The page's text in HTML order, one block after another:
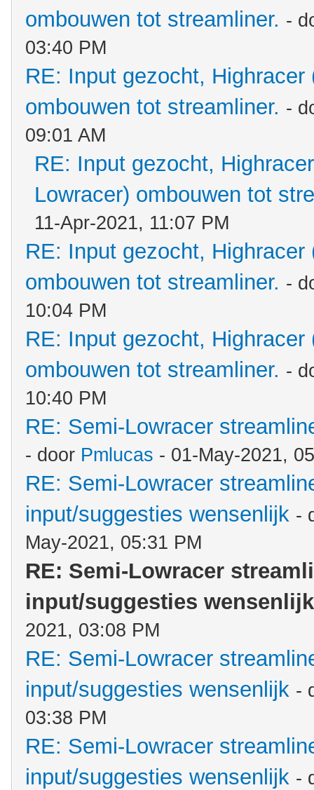
ombouwen tot streamliner. -
03:40 PM
RE: Input gezocht,
ombouwen tot streamliner. -
09:01 AM
RE: Input gezocht,
Lowracer) ombouwen tot
11-Apr-2021, 11:07 PM
RE: Input gezocht,
ombouwen tot streamliner. -
10:04 PM
RE: Input gezocht,
ombouwen tot streamliner. -
10:40 PM
RE: Semi-Lowracer
- door Pmlucas - 01-May-2021,
RE: Semi-Lowracer
input/suggesties wensenlijk -
May-2021, 05:31 PM
RE: Semi-Lowracer
input/suggesties wensenlijk
2021, 03:08 PM
RE: Semi-Lowracer
input/suggesties wensenlijk -
03:38 PM
RE: Semi-Lowracer
input/suggesties wensenlijk -